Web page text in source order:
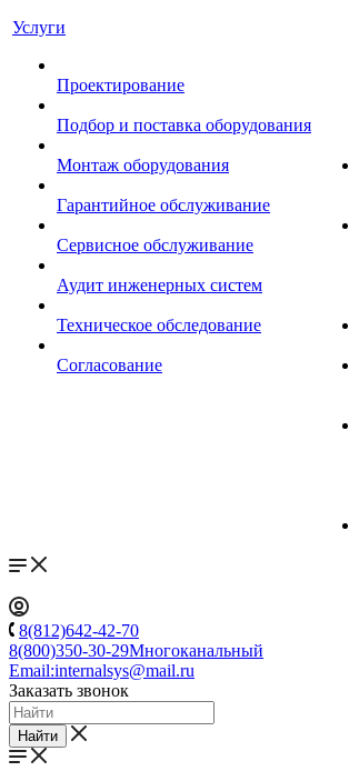
Услуги
Проектирование
Подбор и поставка оборудования
Монтаж оборудования
Гарантийное обслуживание
Сервисное обслуживание
Аудит инженерных систем
Техническое обследование
Согласование
8(812)642-42-70
8(800)350-30-29Многоканальный
Email:internalsys@mail.ru
Заказать звонок
Найти